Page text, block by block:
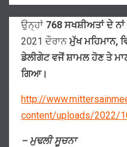
ਉਨ੍ਹਾਂ 768 ਸਖਸ਼ੀਅਤਾਂ ਦੇ ਨਾਂ
2021 ਦੌਰਾਨਮੁੱਖ ਮਹਿਮਾਨ,
ਡੇਲੀਗੇਟ ਵਜੋਂ ਸ਼ਾਮਲ ਹੋਣ ਤੇ
ਗਿਆ।
http://
content/uploads/2022/
– ਮੁਢਲੀ ਸੂਚਨਾ